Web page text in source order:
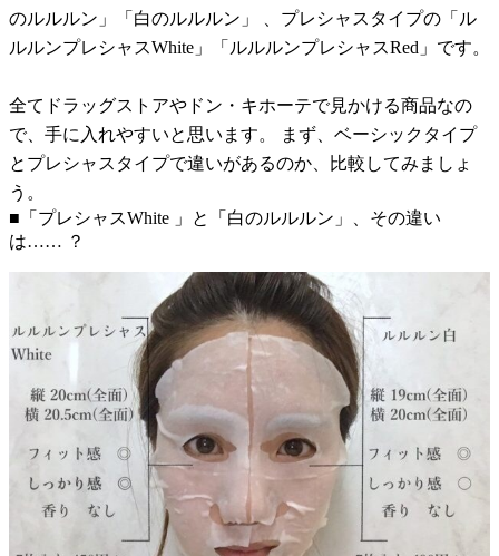
のルルルン」「白のルルルン」 、プレシャスタイプの「ル
ルルンプレシャスWhite」「ルルルンプレシャスRed」です。
全てドラッグストアやドン・キホーテで見かける商品なの
で、手に入れやすいと思います。 まず、ベーシックタイプ
とプレシャスタイプで違いがあるのか、比較してみましょ
う。
■「プレシャスWhite 」と「白のルルルン」、その違い
は…… ？